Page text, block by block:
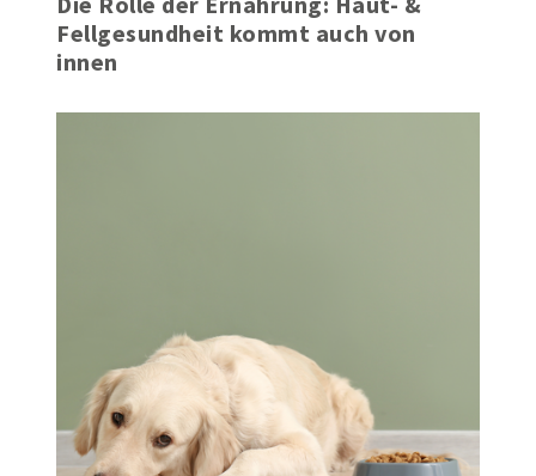
Die Rolle der Ernährung: Haut- &
Fellgesundheit kommt auch von
4 min